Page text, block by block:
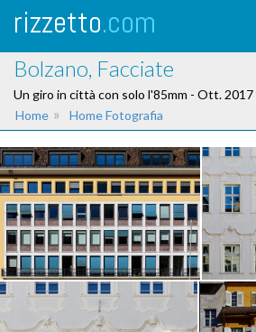
rizzetto.com
Bolzano, Facciate
Un giro in città con solo l'85mm - Ott. 2017
Home » Home Fotografia